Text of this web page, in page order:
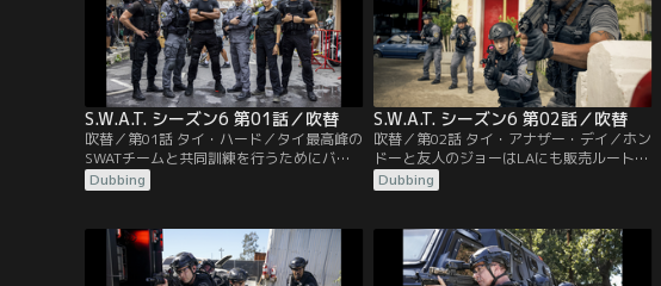
S.W.A.T. シーズン6 第01話／吹替
吹替／第01話 タイ・ハード／タイ最高峰の
SWATチームと共同訓練を行うためにバン
コクを訪れたホンドーとディーコンとタ
ン。仕事が終わった週末、ホンドーはニシ
遊びに行く。ジョーは国境付近で麻薬取り
締まりの仕事をしていた。ホンドーは、最
近LAで流通している…。
Dubbing
S.W.A.T. シーズン6 第02話／吹替
吹替／第02話 タイ・アナザー・デイ／ホン
ドーと友人のジョーはLAにも販売ルートを
持つミャンマーの麻薬王ゾー・ミンに捕ら
えられるが、無事に救出される。だが少年
ィーコン、タンと共にタイに残り、テトと
弟のウィンを救出すべくタイのSWATと協
力してゾー・ミンを追う。一方、LAに戻っ
Dubbing